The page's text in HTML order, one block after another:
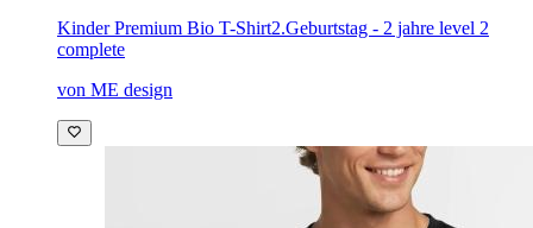
Kinder Premium Bio T-Shirt2.Geburtstag - 2 jahre level 2
complete
von ME design